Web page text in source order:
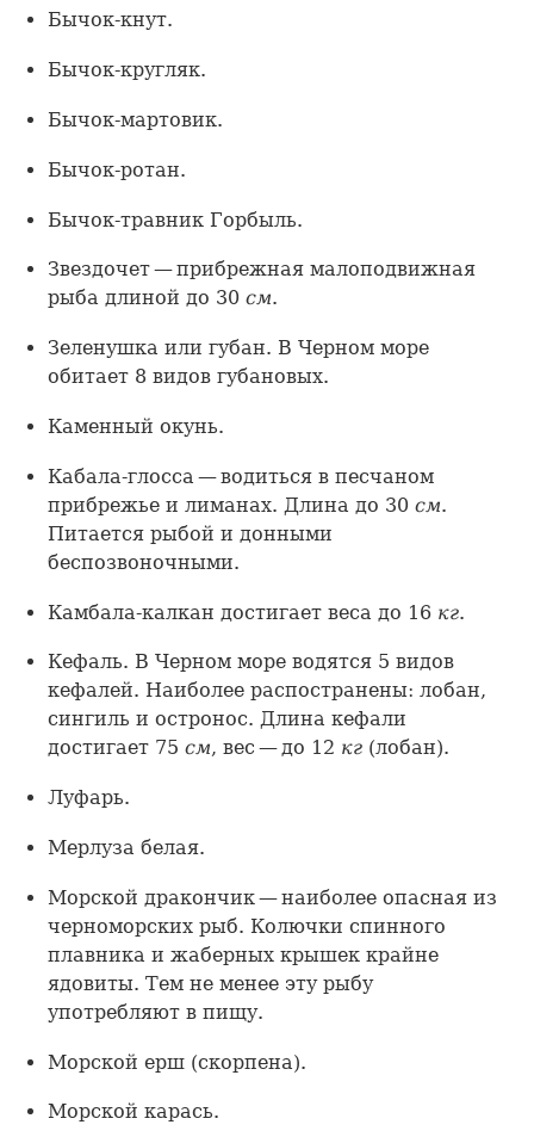
Бычок-кнут.
Бычок-кругляк.
Бычок-мартовик.
Бычок-ротан.
Бычок-травник Горбыль.
Звездочет — прибрежная малоподвижная
рыба длиной до 30 см.
Зеленушка или губан. В Черном море
обитает 8 видов губановых.
Каменный окунь.
Кабала-глосса — водиться в песчаном
прибрежье и лиманах. Длина до 30 см.
Питается рыбой и донными
беспозвоночными.
Камбала-калкан достигает веса до 16 кг.
Кефаль. В Черном море водятся 5 видов
кефалей. Наиболее распостранены: лобан,
сингиль и остронос. Длина кефали
достигает 75 см, вес — до 12 кг (лобан).
Луфарь.
Мерлуза белая.
Морской дракончик — наиболее опасная из
черноморских рыб. Колючки спинного
плавника и жаберных крышек крайне
ядовиты. Тем не менее эту рыбу
употребляют в пищу.
Морской ерш (скорпена).
Морской карась.